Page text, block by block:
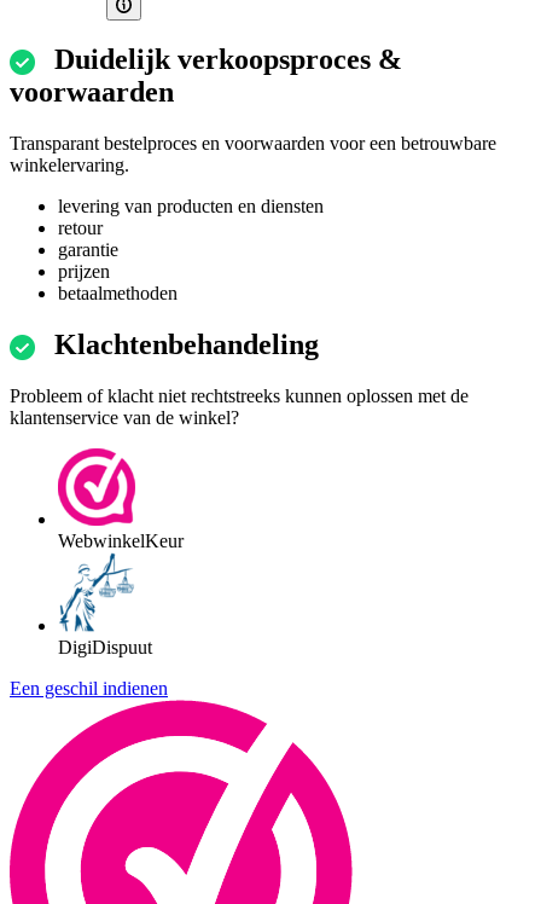
Duidelijk verkoopsproces &
voorwaarden
Transparant bestelproces en voorwaarden voor een betrouwbare
winkelervaring.
levering van producten en diensten
retour
garantie
prijzen
betaalmethoden
Klachtenbehandeling
Probleem of klacht niet rechtstreeks kunnen oplossen met de
klantenservice van de winkel?
WebwinkelKeur
DigiDispuut
Een geschil indienen